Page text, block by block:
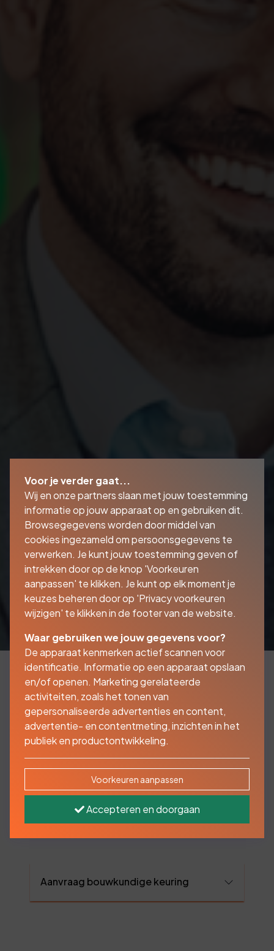
Bouwkundige keuring
aanvragen
Bij de aankoop van uw woning is het altijd
verstandig om een bouwtechnische keuring
te laten uitvoeren. Zo koopt u geen kat in de
zak. Samen met onze partner Homekeur
kunnen wij dat snel voor u regelen!
Aanvraag bouwkundige keuring
Voor je verder gaat...
Wij en onze partners slaan met jouw toestemming
informatie op jouw apparaat op en gebruiken dit.
Browsegegevens worden door middel van
cookies ingezameld om persoonsgegevens te
verwerken. Je kunt jouw toestemming geven of
intrekken door op de knop 'Voorkeuren
aanpassen' te klikken. Je kunt op elk moment je
keuzes beheren door op 'Privacy voorkeuren
wijzigen' te klikken in de footer van de website.
Waar gebruiken we jouw gegevens voor?
De apparaat kenmerken actief scannen voor
identificatie. Informatie op een apparaat opslaan
en/of openen. Marketing gerelateerde
activiteiten, zoals het tonen van
gepersonaliseerde advertenties en content,
advertentie- en contentmeting, inzichten in het
publiek en productontwikkeling.
Voorkeuren aanpassen
Accepteren en doorgaan